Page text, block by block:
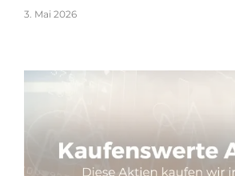
3. Mai 2026